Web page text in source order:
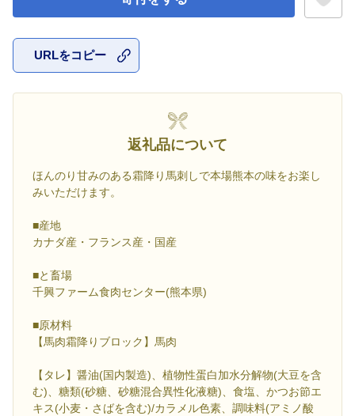
URLをコピー
返礼品について
ほんのり甘みのある霜降り馬刺しで本場熊本の味をお楽し
みいただけます。
■産地
カナダ産・フランス産・国産
■と畜場
千興ファーム食肉センター(熊本県)
■原材料
【馬肉霜降りブロック】馬肉
【タレ】醤油(国内製造)、植物性蛋白加水分解物(大豆を含
む)、糖類(砂糖、砂糖混合異性化液糖)、食塩、かつお節エ
キス(小麦・さばを含む)/カラメル色素、調味料(アミノ酸